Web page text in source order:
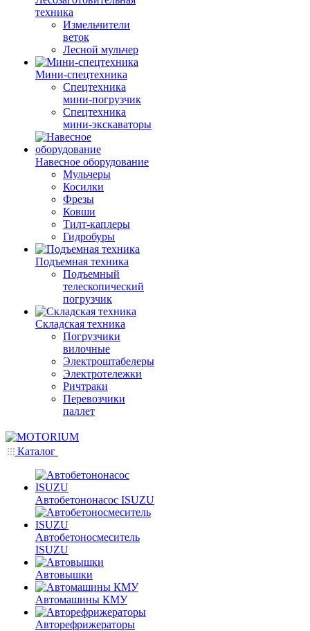
техника
Измельчители
веток
Лесной мульчер
Мини-спецтехника
Спецтехника
мини-погрузчик
Спецтехника
мини-экскаваторы
Навесное оборудование
Мульчеры
Косилки
Фрезы
Ковши
Тилт-каплеры
Гидробуры
Подъемная техника
Подъемный
телескопический
погрузчик
Складская техника
Погрузчики
вилочные
Электроштабелеры
Электротележки
Ричтраки
Перевозчики
паллет
Каталог
Автобетононасос ISUZU
Автобетоносмеситель
ISUZU
Автовышки
Автомашины КМУ
Авторефрижераторы